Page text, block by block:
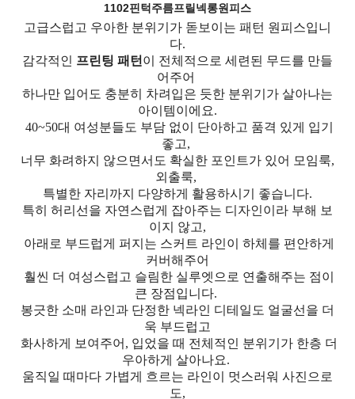
1102핀턱주름프릴넥롱원피스
고급스럽고 우아한 분위기가 돋보이는 패턴 원피스입니
다.
감각적인 프린팅 패턴 이 전체적으로 세련된 무드를 만들
어주어
하나만 입어도 충분히 차려입은 듯한 분위기가 살아나는
아이템이에요.
40~50대 여성분들도 부담 없이 단아하고 품격 있게 입기
좋고,
너무 화려하지 않으면서도 확실한 포인트가 있어 모임룩,
외출룩,
특별한 자리까지 다양하게 활용하시기 좋습니다.
특히 허리선을 자연스럽게 잡아주는 디자인이라 부해 보
이지 않고,
아래로 부드럽게 퍼지는 스커트 라인이 하체를 편안하게
커버해주어
훨씬 더 여성스럽고 슬림한 실루엣으로 연출해주는 점이
큰 장점입니다.
봉긋한 소매 라인과 단정한 넥라인 디테일도 얼굴선을 더
욱 부드럽고
화사하게 보여주어, 입었을 때 전체적인 분위기가 한층 더
우아하게 살아나요.
움직일 때마다 가볍게 흐르는 라인이 멋스러워 사진으로
도,